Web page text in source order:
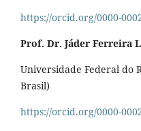
https://orcid.org/0000-
Prof. Dr. Jáder Ferreira
Universidade Federal do
Brasil)
https://orcid.org/0000-